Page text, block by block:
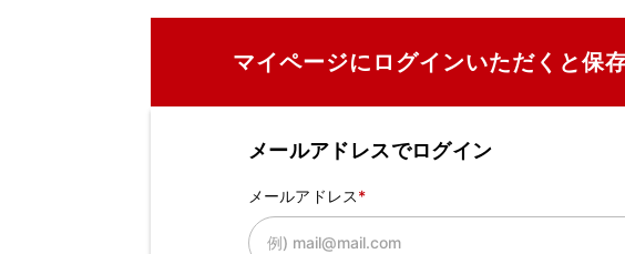
マイページにログインいただくと保
メールアドレスでログイン
メールアドレス